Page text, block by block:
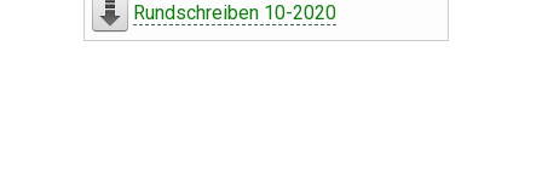
Rundschreiben 10-2020